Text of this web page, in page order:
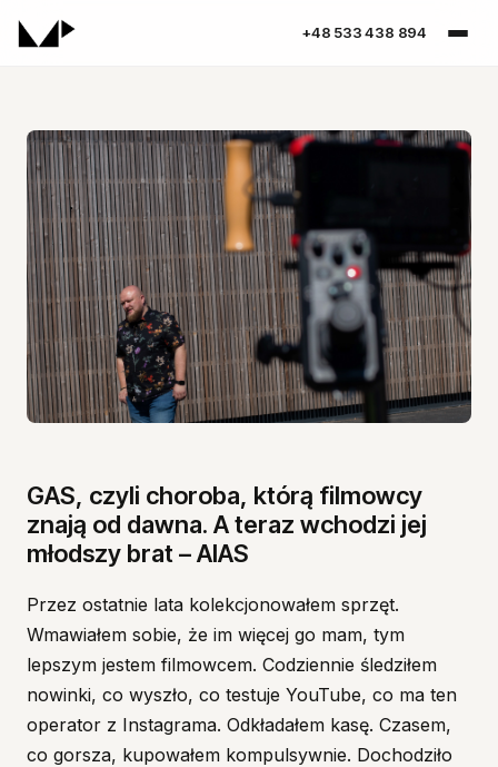
GAS, czyli choroba, którą filmowcy znają od
Dokładnie tę samą relację nawiązuję teraz z AI
Skąd wiem, że to nie tylko moja przypadłość
Sprzęt to narzędzie. Biegłość wyprzedza pogoń za
Od kolekcjonowania do partnerstwa w myśleniu
Jedno pytanie, które warto sobie zadać
Źródła
GAS, czyli choroba, którą filmowcy
znają od dawna. A teraz wchodzi jej
młodszy brat – AIAS
Przez ostatnie lata kolekcjonowałem sprzęt.
Wmawiałem sobie, że im więcej go mam, tym
lepszym jestem filmowcem. Codziennie śledziłem
nowinki, co wyszło, co testuje YouTube, co ma ten
operator z Instagrama. Odkładałem kasę. Czasem,
co gorsza, kupowałem kompulsywnie. Dochodziło
+48 533 438 894